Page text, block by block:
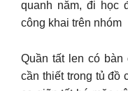
quanh năm, đi học
công khai trên nhóm
Quần tất len có
cần thiết trong tủ đồ